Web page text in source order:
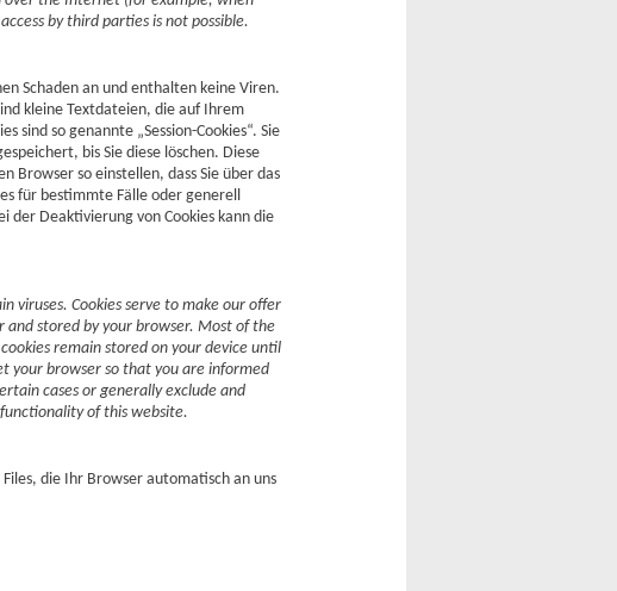
by third parties is not possible.
Schaden an und enthalten keine Viren.
kleine Textdateien, die auf Ihrem
so genannte „Session-Cookies“. Sie
bis Sie diese löschen. Diese
Browser so einstellen, dass Sie über das
für bestimmte Fälle oder generell
der Deaktivierung von Cookies kann die
viruses. Cookies serve to make our offer
and stored by your browser. Most of the
remain stored on your device until
your browser so that you are informed
cases or generally exclude and
of this website.
die Ihr Browser automatisch an uns